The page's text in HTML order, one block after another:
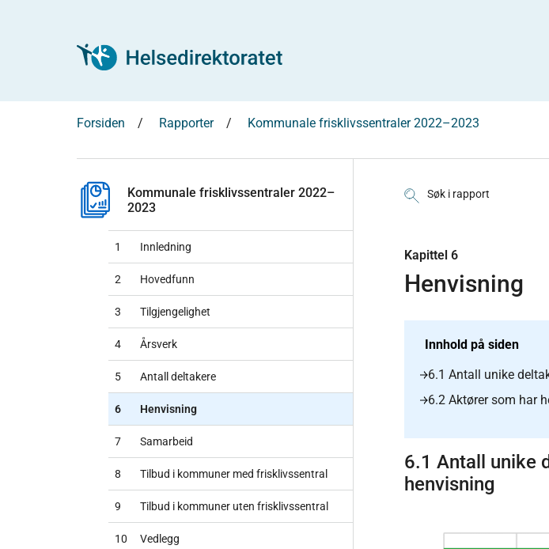
Forsiden Rapporter Kommunale frisklivssentraler 2022–2023
Kommunale frisklivssentraler 2022–
2023
1 Innledning
2 Hovedfunn
3 Tilgjengelighet
4 Årsverk
5 Antall deltakere
6 Henvisning
7 Samarbeid
8 Tilbud i kommuner med frisklivssentral
9 Tilbud i kommuner uten frisklivssentral
10 Vedlegg
Søk i rapport
Kapittel 6
Henvisning
Innhold på siden
6.1 Antall unike
6.2 Aktører som har
6.1 Antall unike
henvisning